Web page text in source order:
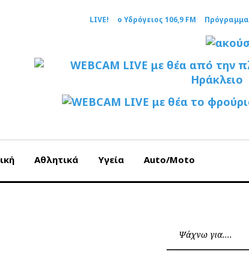
LIVE! ο Υδρόγειος 106,9 FM Πρόγραμμα
Αθλητικά Υγεία Auto/Moto